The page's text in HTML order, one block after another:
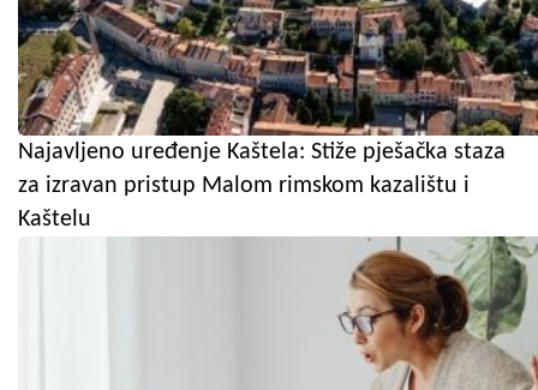
Najavljeno uređenje Kaštela: Stiže pješačka staza
za izravan pristup Malom rimskom kazalištu i
Kaštelu